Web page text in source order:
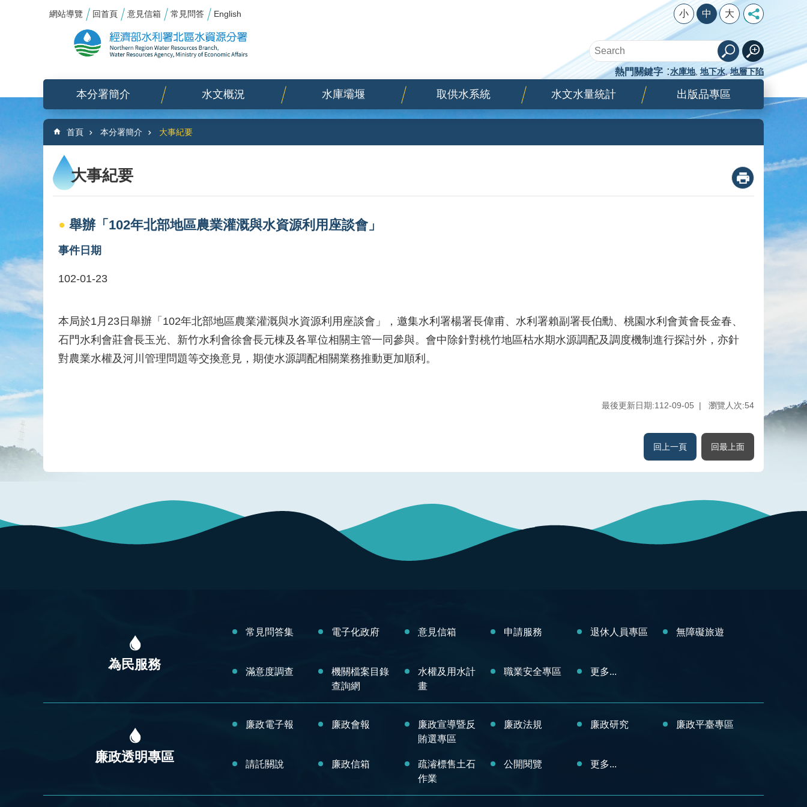
跳到主要內容區塊
網站導覽 回首頁 意見信箱 常見問答 English 小 中 大
熱門關鍵字 水庫地 地下水 地層下陷
本分署簡介 水文概況 水庫壩堰 取供水系統 水文水量統計 出版品專區
:::
首頁 本分署簡介 大事紀要
大事紀要
舉辦「102年北部地區農業灌溉與水資源利用座談會」
事件日期
102-01-23
本局於1月23日舉辦「102年北部地區農業灌溉與水資源利用座談會」，邀集水利署楊署長偉甫、水利署賴副署長伯勳、桃園水利會黃會長金春、
石門水利會莊會長玉光、新竹水利會徐會長元棟及各單位相關主管一同參與。會中除針對桃竹地區枯水期水源調配及調度機制進行探討外，亦針
對農業水權及河川管理問題等交換意見，期使水源調配相關業務推動更加順利。
最後更新日期:112-09-05 瀏覽人次:54
回上一頁 回最上面
為民服務
常見問答集 電子化政府 意見信箱 申請服務 退休人員專區 無障礙旅遊
滿意度調查
機關檔案目錄
查詢網
水權及用水計
畫
職業安全專區 更多...
廉政透明專區
廉政電子報 廉政會報
廉政宣導暨反
賄選專區
廉政法規 廉政研究 廉政平臺專區
請託關說 廉政信箱
疏濬標售土石
作業
公開閱覽 更多...